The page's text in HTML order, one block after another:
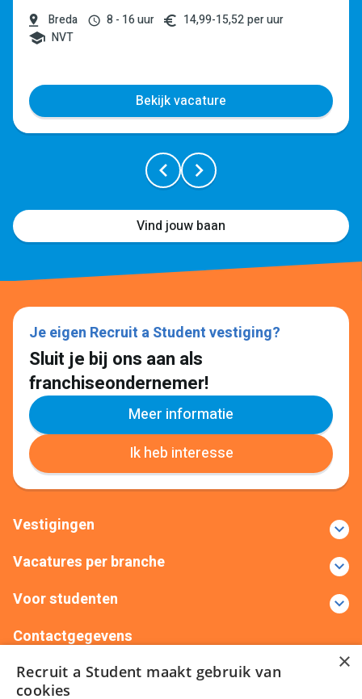
Breda 8 - 16 uur 14,99-15,52per uur
NVT
Bekijk vacature
Vind jouw baan
Je eigen Recruit a Student vestiging?
Sluit je bij ons aan als
franchiseondernemer!
Meer informatie
Ik heb interesse
Vestigingen
Vacatures per branche
Voor studenten
Contactgegevens
+31(0)88 522 00 76
info@recruitastudent.nl
×
Recruit a Student maakt gebruik van
cookies